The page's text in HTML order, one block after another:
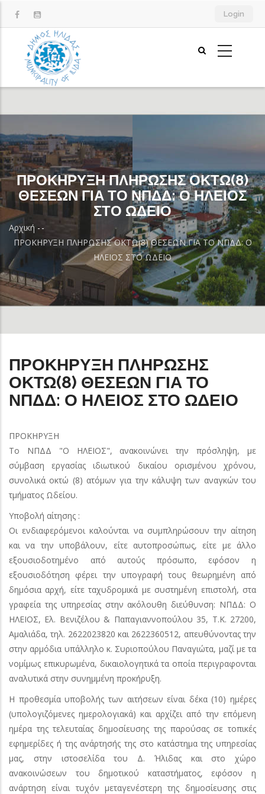
προς
περιεχόμενο
Login
ΠΡΟΚΗΡΥΞΗ ΠΛΗΡΩΣΗΣ ΟΚΤΩ(8)
ΘΕΣΕΩΝ ΓΙΑ ΤΟ ΝΠΔΔ: Ο ΗΛΕΙΟΣ
ΣΤΟ ΩΔΕΙΟ
Breadcrumb
Αρχική - -
ΠΡΟΚΗΡΥΞΗ ΠΛΗΡΩΣΗΣ ΟΚΤΩ(8) ΘΕΣΕΩΝ ΓΙΑ ΤΟ ΝΠΔΔ: Ο
ΗΛΕΙΟΣ ΣΤΟ ΩΔΕΙΟ
ΠΡΟΚΗΡΥΞΗ ΠΛΗΡΩΣΗΣ
ΟΚΤΩ(8) ΘΕΣΕΩΝ ΓΙΑ ΤΟ
ΝΠΔΔ: Ο ΗΛΕΙΟΣ ΣΤΟ ΩΔΕΙΟ
ΠΡΟΚΗΡΥΞΗ
Το ΝΠΔΔ "Ο ΗΛΕΙΟΣ", ανακοινώνει την πρόσληψη, με
σύμβαση εργασίας ιδιωτικού δικαίου ορισμένου χρόνου,
συνολικά οκτώ (8) ατόμων για την κάλυψη των αναγκών του
τμήματος Ωδείου.
Υποβολή αίτησης :
Οι ενδιαφερόμενοι καλούνται να συμπληρώσουν την αίτηση
και να την υποβάλουν, είτε αυτοπροσώπως, είτε με άλλο
εξουσιοδοτημένο από αυτούς πρόσωπο, εφόσον η
εξουσιοδότηση φέρει την υπογραφή τους θεωρημένη από
δημόσια αρχή, είτε ταχυδρομικά με συστημένη επιστολή, στα
γραφεία της υπηρεσίας στην ακόλουθη διεύθυνση: ΝΠΔΔ: Ο
ΗΛΕΙΟΣ, Ελ. Βενιζέλου & Παπαγιαννοπούλου 35, Τ.Κ. 27200,
Αμαλιάδα, τηλ. 2622023820 και 2622360512, απευθύνοντας την
στην αρμόδια υπάλληλο κ. Συριοπούλου Παναγιώτα, μαζί με τα
νομίμως επικυρωμένα, δικαιολογητικά τα οποία περιγραφονται
αναλυτικά στην συνημμένη προκήρυξη.
Η προθεσμία υποβολής των αιτήσεων είναι δέκα (10) ημέρες
(υπολογιζόμενες ημερολογιακά) και αρχίζει από την επόμενη
ημέρα της τελευταίας δημοσίευσης της παρούσας σε τοπικές
εφημερίδες ή της ανάρτησής της στο κατάστημα της υπηρεσίας
μας, στην ιστοσελίδα του Δ. Ήλιδας και στο χώρο
ανακοινώσεων του δημοτικού καταστήματος, εφόσον η
ανάρτηση είναι τυχόν μεταγενέστερη της δημοσίευσης στις